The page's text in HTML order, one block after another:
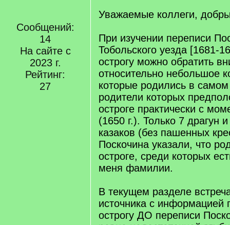
Сообщений:
14
На сайте с
2023 г.
Рейтинг:
27
Уважаемые коллеги,
При изучении переписи
Тобольского уезда [1681-
острогу можно обратить
относительно небольшое
которые родились в самом
родители которых
остроге практически с
(1650 г.). Только 7 драгун
казаков (без пашенных
Поскочина указали, что
остроге, среди которых
меня фамилии.
В текущем разделе
источника с информацией
острогу ДО переписи